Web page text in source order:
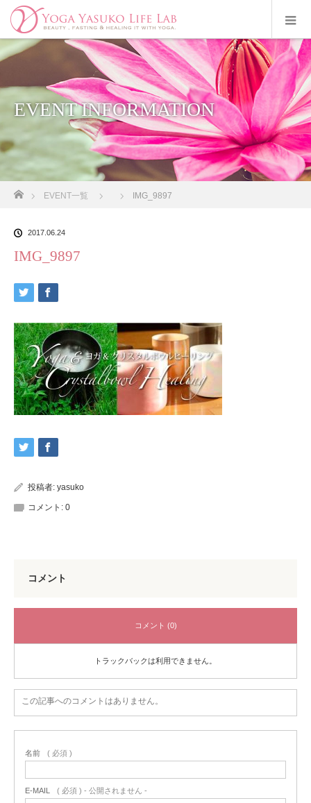
EVENT INFORMATION
EVENT一覧 IMG_9897
2017.06.24
IMG_9897
投稿者: yasuko
コメント: 0
コメント
コメント (0)
トラックバックは利用できません。
この記事へのコメントはありません。
名前 ( 必須 )
E-MAIL ( 必須 ) - 公開されません -